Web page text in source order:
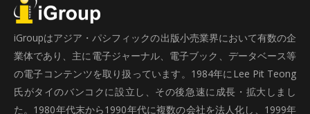
iGroupはアジア・パシフィックの出版小売業界において有数の企
業体であり、主に電子ジャーナル、電子ブック、データベース等
の電子コンテンツを取り扱っています。1984年にLee Pit Teong
氏がタイのバンコクに設立し、その後急速に成長・拡大しまし
た。1980年代末から1990年代に複数の会社を法人化し、1999年